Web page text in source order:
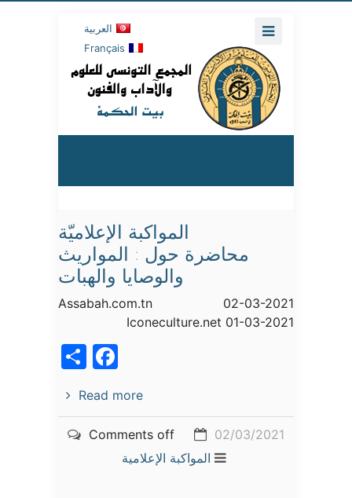
العربية
Français
المواكبة الإعلاميّة
محاضرة حول : المواريث
والوصايا والهبات
Assabah.com.tn 02-03-2021
Iconeculture.net 01-03-2021
Read more
02/03/2021
Comments off
المواكبة الإعلامية